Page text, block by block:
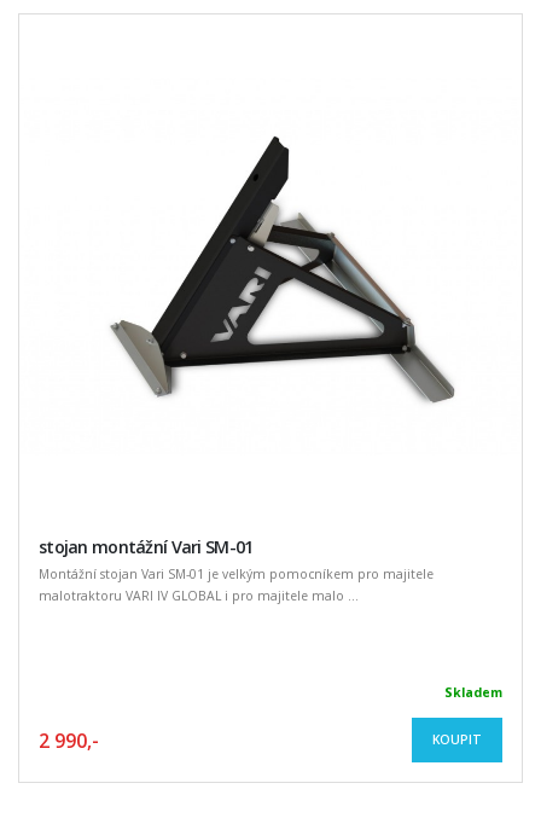
stojan montážní Vari SM-01
Montážní stojan Vari SM-01 je velkým pomocníkem pro majitele
malotraktoru VARI IV GLOBAL i pro majitele malo ...
Skladem
2 990,- KOUPIT